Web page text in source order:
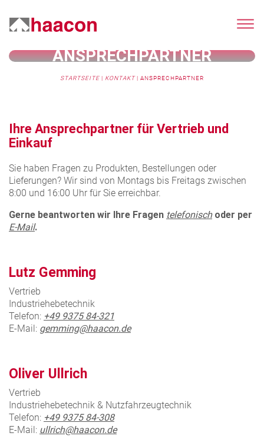
ANSPRECHPARTNER
STARTSEITE | KONTAKT| ANSPRECHPARTNER
Ihre Ansprechpartner für Vertrieb und
Einkauf
Sie haben Fragen zu Produkten, Bestellungen oder
Lieferungen? Wir sind von Montags bis Freitags zwischen
8:00 und 16:00 Uhr für Sie erreichbar.
Gerne beantworten wir Ihre Fragen telefonischoder per
E-Mail.
Lutz Gemming
Vertrieb
Industriehebetechnik
Telefon: +49 9375 84-321
E-Mail: gemming@haacon.de
Oliver Ullrich
Vertrieb
Industriehebetechnik & Nutzfahrzeugtechnik
Telefon: +49 9375 84-308
E-Mail: ullrich@haacon.de